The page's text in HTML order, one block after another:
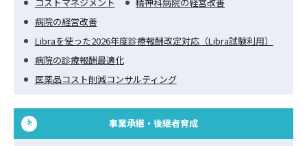
病院の経営改善
Libraを使った2026年度診療報酬改定対応（Libra試験利用）
病院の診療報酬最適化
医薬品コスト削減コンサルティング
事業承継・後継者育成